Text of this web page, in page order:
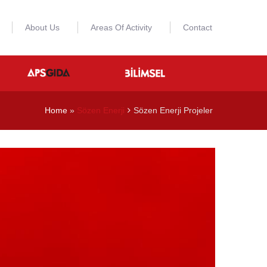
About Us Areas Of Activity Contact
Home » Sözen Enerji Sözen Enerji Projeler